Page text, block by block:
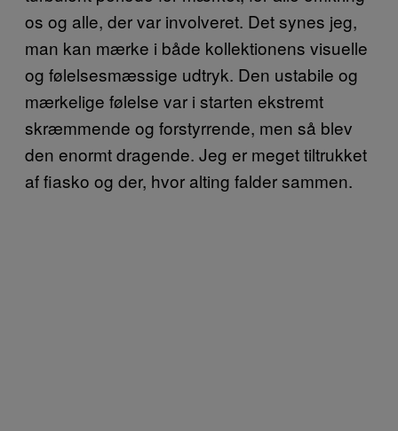
os og alle, der var involveret. Det synes jeg,
man kan mærke i både kollektionens visuelle
og følelsesmæssige udtryk. Den ustabile og
mærkelige følelse var i starten ekstremt
skræmmende og forstyrrende, men så blev
den enormt dragende. Jeg er meget tiltrukket
af fiasko og der, hvor alting falder sammen.